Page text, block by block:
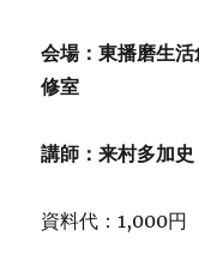
会場：東播磨生
修室
講師：来村多加
資料代：1,000